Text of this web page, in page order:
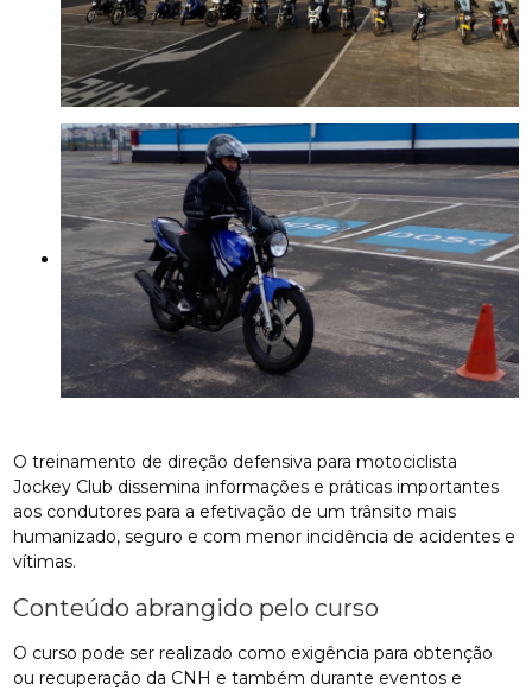
O treinamento de direção defensiva para motociclista
Jockey Club dissemina informações e práticas importantes
aos condutores para a efetivação de um trânsito mais
humanizado, seguro e com menor incidência de acidentes e
vítimas.
Conteúdo abrangido pelo curso
O curso pode ser realizado como exigência para obtenção
ou recuperação da CNH e também durante eventos e